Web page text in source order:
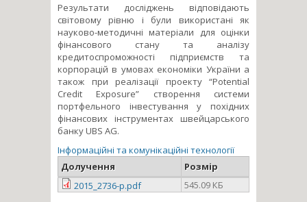
Результати досліджень відповідають
світовому рівню і були використані як
науково-методичні матеріали для оцінки
фінансового стану та аналізу
кредитоспроможності підприємств та
корпорацій в умовах економіки України а
також при реалізації проекту “Potential
Credit Exposure” створення системи
портфельного інвестування у похідних
фінансових інструментах швейцарського
банку UBS AG.
Інформаційні та комунікаційні технології
Долучення
Розмір
2015_2736-p.pdf
545.09 КБ